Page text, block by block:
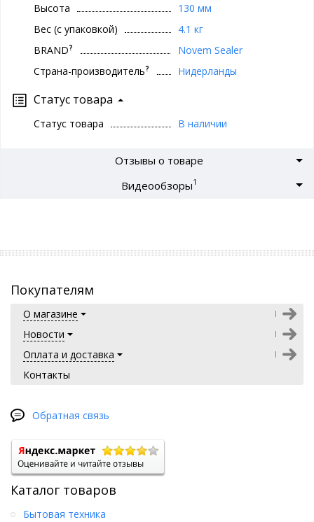
Высота
130 мм
Вес (с упаковкой)
4.1 кг
BRAND?
Novem Sealer
Страна-производитель? Нидерланды
Статус товара
Статус товара В наличии
Отзывы о товаре
Видеообзоры1
Покупателям
О магазине
Новости
Оплата и доставка
Контакты
Обратная связь
Каталог товаров
Бытовая техника